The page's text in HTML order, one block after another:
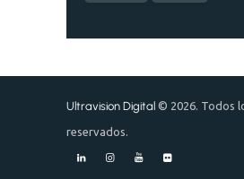
Ultravision Digital © 2026. Todos
reservados.